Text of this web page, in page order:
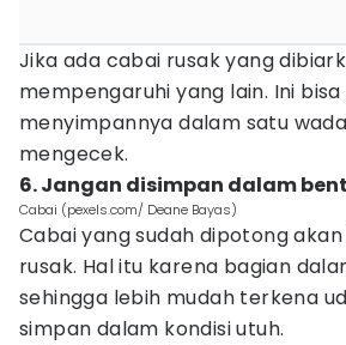
Jika ada cabai rusak yang
mempengaruhi yang lain. Ini
menyimpannya dalam satu
mengecek.
6. Jangan disimpan dalam
Cabai (pexels.com/ Deane Bayas)
Cabai yang sudah dipotong
rusak. Hal itu karena bagian
sehingga lebih mudah terkena
simpan dalam kondisi utuh.